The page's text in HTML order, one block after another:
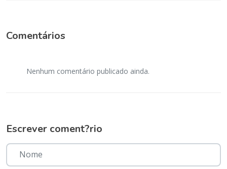
Comentários
Nenhum comentário publicado ainda.
Escrever coment?rio